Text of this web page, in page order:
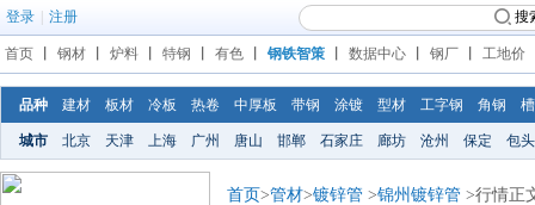
登录 注册 搜
首页 钢材 炉料 特钢 有色 钢铁智策 数据中心 钢厂 工地价
品种 建材 板材 冷板 热卷 中厚板 带钢 涂镀 型材 工字钢 角钢
城市 北京 天津 上海 广州 唐山 邯郸 石家庄 廊坊 沧州 保定 包头
首页>管材>镀锌管 >锦州镀锌管 >行情正